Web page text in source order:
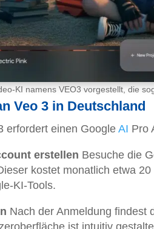
KI namens VEO3 vorgestellt, die
Veo 3 in Deutschland
erfordert einen Google AI Pro
erstellen Besuche die
kostet monatlich etwa
KI-Tools.
Nach der Anmeldung findest
ist intuitiv